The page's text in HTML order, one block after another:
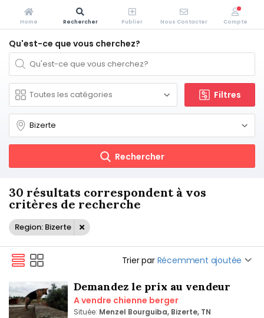
Qu'est-ce que vous cherchez?
Filtres
Rechercher
30 résultats correspondent à vos
critères de recherche
Region: Bizerte
Trier par Récemment ajoutée
Demandez le prix au vendeur
A vendre chienne berger
Située: Menzel Bourguiba, Bizerte, TN
Home Rechercher Publier Nous Contacter Compte